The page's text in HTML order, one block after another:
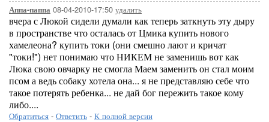
Аппа-паппа 08-04-2010-17:50 удалить
вчера с Люкой сидели думали как теперь заткнуть эту дыру
в пространстве что осталась от Цмика купить нового
хамелеона? купить токи (они смешно лают и кричат
"токи!") нет понимаю что НИКЕМ не заменишь вот как
Люка свою овчарку не смогла Маем заменить он стал моим
псом а ведь собаку хотела она... я не представляю себе что
такое потерять ребенка... не дай бог пережить такое кому
либо....
Обратиться - Ответить - К полной версии